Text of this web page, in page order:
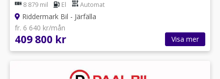
8 879 mil El Automat
Riddermark Bil - Järfälla
fr. 6 640 kr/mån
409 800 kr Visa mer